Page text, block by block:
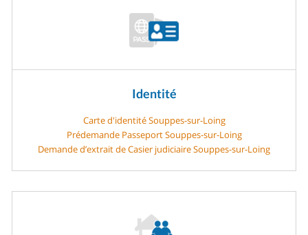
Identité
Carte d'identité Souppes-sur-Loing
Prédemande Passeport Souppes-sur-Loing
Demande d’extrait de Casier judiciaire Souppes-sur-Loing